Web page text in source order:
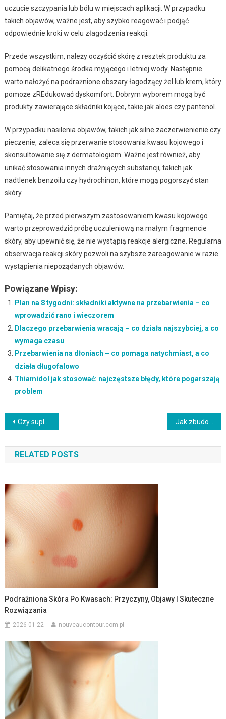
uczucie szczypania lub bólu w miejscach aplikacji. W przypadku
takich objawów, ważne jest, aby szybko reagować i podjąć
odpowiednie kroki w celu złagodzenia reakcji.
Przede wszystkim, należy oczyścić skórę z resztek produktu za
pomocą delikatnego środka myjącego i letniej wody. Następnie
warto nałożyć na podrażnione obszary łagodzący żel lub krem, który
pomoże zREdukować dyskomfort. Dobrym wyborem mogą być
produkty zawierające składniki kojące, takie jak aloes czy pantenol.
W przypadku nasilenia objawów, takich jak silne zaczerwienienie czy
pieczenie, zaleca się przerwanie stosowania kwasu kojowego i
skonsultowanie się z dermatologiem. Ważne jest również, aby
unikać stosowania innych drażniących substancji, takich jak
nadtlenek benzoilu czy hydrochinon, które mogą pogorszyć stan
skóry.
Pamiętaj, że przed pierwszym zastosowaniem kwasu kojowego
warto przeprowadzić próbę uczuleniową na małym fragmencie
skóry, aby upewnić się, że nie wystąpią reakcje alergiczne. Regularna
obserwacja reakcji skóry pozwoli na szybsze zareagowanie w razie
wystąpienia niepożądanych objawów.
Powiązane Wpisy:
Plan na 8 tygodni: składniki aktywne na przebarwienia – co
wprowadzić rano i wieczorem
Dlaczego przebarwienia wracają – co działa najszybciej, a co
wymaga czasu
Przebarwienia na dłoniach – co pomaga natychmiast, a co
działa długofalowo
Thiamidol jak stosować: najczęstsze błędy, które pogarszają
problem
Nawigacja
wpisu
Czy suplementy na przebarwienia jest bezpieczne? Przeciwwskazania i skutki uboczne
RELATED POSTS
Podrażniona Skóra Po Kwasach: Przyczyny, Objawy I Skuteczne
Rozwiązania
2026-01-22 nouveaucontour.com.pl